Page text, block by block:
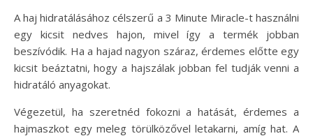
A haj hidratálásához célszerű a 3 Minute Miracle-t használni
egy kicsit nedves hajon, mivel így a termék jobban
beszívódik. Ha a hajad nagyon száraz, érdemes előtte egy
kicsit beáztatni, hogy a hajszálak jobban fel tudják venni a
hidratáló anyagokat.
Végezetül, ha szeretnéd fokozni a hatását, érdemes a
hajmaszkot egy meleg törülközővel letakarni, amíg hat. A